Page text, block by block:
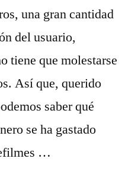
una gran cantidad
del usuario,
tiene que molestarse
Así que, querido
saber qué
se ha gastado
…